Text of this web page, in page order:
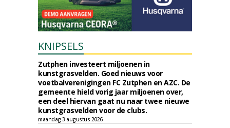
KNIPSELS
Zutphen investeert miljoenen in
kunstgrasvelden. Goed nieuws voor
voetbalverenigingen FC Zutphen en AZC. De
gemeente hield vorig jaar miljoenen over,
een deel hiervan gaat nu naar twee nieuwe
kunstgrasvelden voor de clubs.
maandag 3 augustus 2026